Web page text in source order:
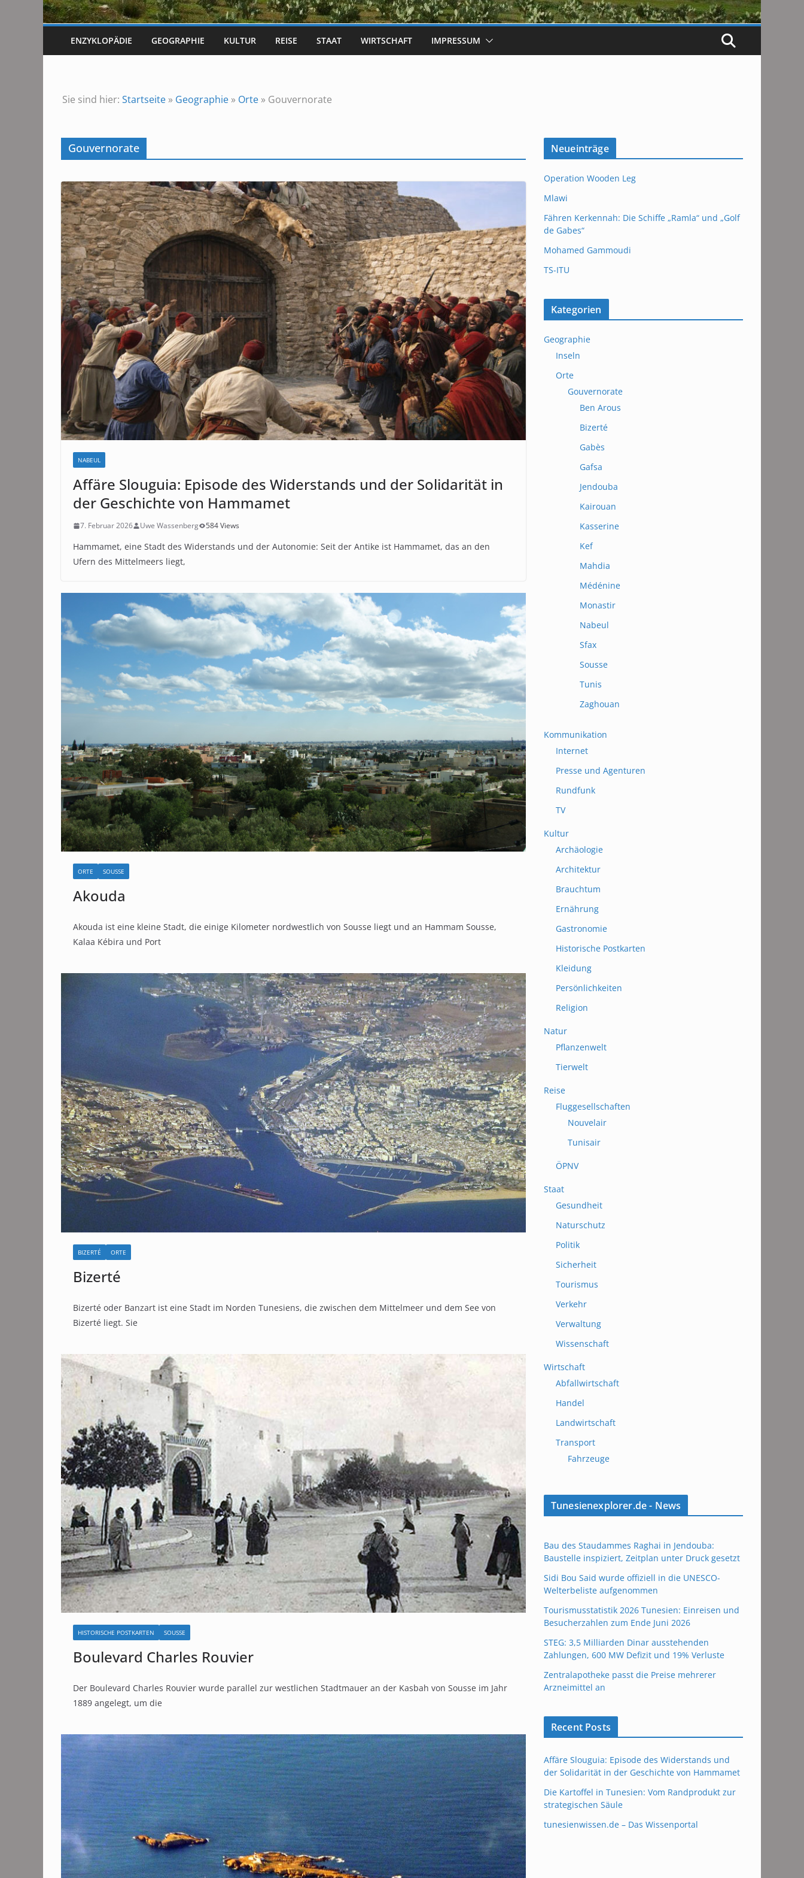
ENZYKLOPÄDIE GEOGRAPHIE KULTUR REISE STAAT WIRTSCHAFT IMPRESSUM
Sie sind hier: Startseite » Geographie » Orte » Gouvernorate
Gouvernorate
NABEUL
Affäre Slouguia: Episode des Widerstands und der Solidarität in
der Geschichte von Hammamet
7. Februar 2026 Uwe Wassenberg 584 Views
Hammamet, eine Stadt des Widerstands und der Autonomie: Seit der Antike ist Hammamet, das an den
Ufern des Mittelmeers liegt,
ORTE SOUSSE
Akouda
Akouda ist eine kleine Stadt, die einige Kilometer nordwestlich von Sousse liegt und an Hammam Sousse,
Kalaa Kébira und Port
BIZERTÉ ORTE
Bizerté
Bizerté oder Banzart ist eine Stadt im Norden Tunesiens, die zwischen dem Mittelmeer und dem See von
Bizerté liegt. Sie
HISTORISCHE POSTKARTEN SOUSSE
Boulevard Charles Rouvier
Der Boulevard Charles Rouvier wurde parallel zur westlichen Stadtmauer an der Kasbah von Sousse im Jahr
1889 angelegt, um die
Neueinträge
Operation Wooden Leg
Mlawi
Fähren Kerkennah: Die Schiffe „Ramla“ und „Golf
de Gabes“
Mohamed Gammoudi
TS-ITU
Kategorien
Geographie
Inseln
Orte
Gouvernorate
Ben Arous
Bizerté
Gabès
Gafsa
Jendouba
Kairouan
Kasserine
Kef
Mahdia
Médénine
Monastir
Nabeul
Sfax
Sousse
Tunis
Zaghouan
Kommunikation
Internet
Presse und Agenturen
Rundfunk
TV
Kultur
Archäologie
Architektur
Brauchtum
Ernährung
Gastronomie
Historische Postkarten
Kleidung
Persönlichkeiten
Religion
Natur
Pflanzenwelt
Tierwelt
Reise
Fluggesellschaften
Nouvelair
Tunisair
ÖPNV
Staat
Gesundheit
Naturschutz
Politik
Sicherheit
Tourismus
Verkehr
Verwaltung
Wissenschaft
Wirtschaft
Abfallwirtschaft
Handel
Landwirtschaft
Transport
Fahrzeuge
Tunesienexplorer.de - News
Bau des Staudammes Raghai in Jendouba:
Baustelle inspiziert, Zeitplan unter Druck gesetzt
Sidi Bou Said wurde offiziell in die UNESCO-
Welterbeliste aufgenommen
Tourismusstatistik 2026 Tunesien: Einreisen und
Besucherzahlen zum Ende Juni 2026
STEG: 3,5 Milliarden Dinar ausstehenden
Zahlungen, 600 MW Defizit und 19% Verluste
Zentralapotheke passt die Preise mehrerer
Arzneimittel an
Recent Posts
Affäre Slouguia: Episode des Widerstands und
der Solidarität in der Geschichte von Hammamet
Die Kartoffel in Tunesien: Vom Randprodukt zur
strategischen Säule
tunesienwissen.de – Das Wissenportal